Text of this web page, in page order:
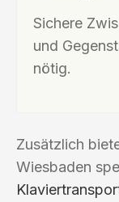
Sichere
und
nötig.
Zusätzlich
Wiesbaden